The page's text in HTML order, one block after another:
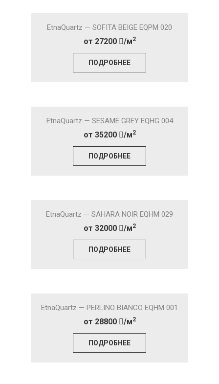
EtnaQuartz — SOFITA BEIGE EQPM 020
от 27200 /м2
ПОДРОБНЕЕ
EtnaQuartz — SESAME GREY EQHG 004
от 35200 /м2
ПОДРОБНЕЕ
EtnaQuartz — SAHARA NOIR EQHM 029
от 32000 /м2
ПОДРОБНЕЕ
EtnaQuartz — PERLINO BIANCO EQHM 001
от 28800 /м2
ПОДРОБНЕЕ